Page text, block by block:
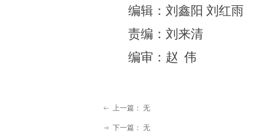
ꂃ 上一篇： 无
ꁹ 下一篇： 无
编辑：刘鑫阳 刘红雨
责编：刘来清
编审：赵 伟